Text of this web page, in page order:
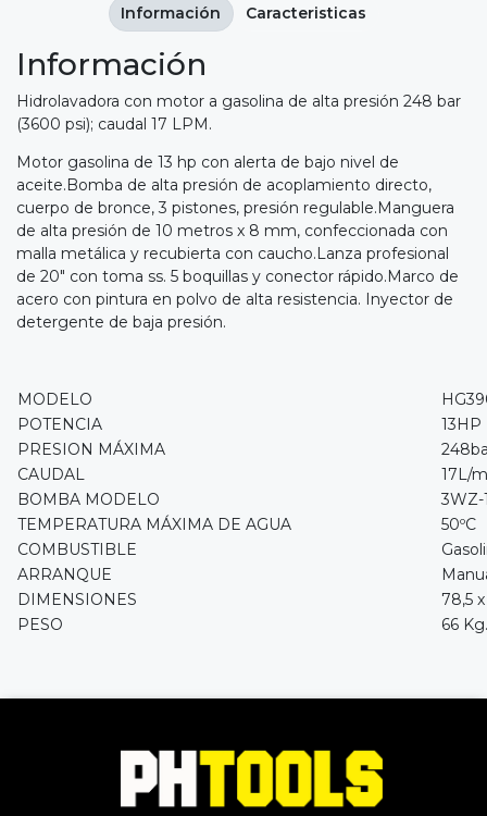
Información
Hidrolavadora con motor a gasolina de alta presión 248 bar
(3600 psi); caudal 17 LPM.
Motor gasolina de 13 hp con alerta de bajo nivel de
aceite.Bomba de alta presión de acoplamiento directo,
cuerpo de bronce, 3 pistones, presión regulable.Manguera
de alta presión de 10 metros x 8 mm, confeccionada con
malla metálica y recubierta con caucho.Lanza profesional
de 20" con toma ss. 5 boquillas y conector rápido.Marco de
acero con pintura en polvo de alta resistencia. Inyector de
detergente de baja presión.
MODELO
POTENCIA
13HP
PRESION MÁXIMA
CAUDAL
17L/
BOMBA MODELO
3WZ-
TEMPERATURA MÁXIMA DE AGUA
50ºC
COMBUSTIBLE
ARRANQUE
DIMENSIONES
78,5
PESO
66 Kg.
Información Caracteristicas